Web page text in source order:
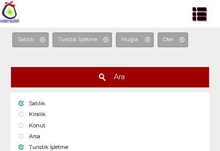
Satılık Turistik İşletme Muğla Otel
Ara
Satılık
Kiralık
Konut
Arsa
Turistik İşletme